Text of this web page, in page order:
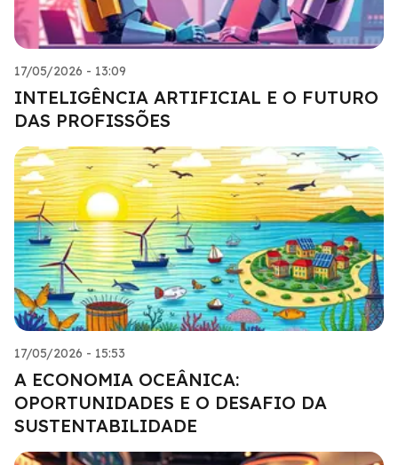
17/05/2026 - 13:09
INTELIGÊNCIA ARTIFICIAL E O FUTURO
DAS PROFISSÕES
17/05/2026 - 15:53
A ECONOMIA OCEÂNICA:
OPORTUNIDADES E O DESAFIO DA
SUSTENTABILIDADE